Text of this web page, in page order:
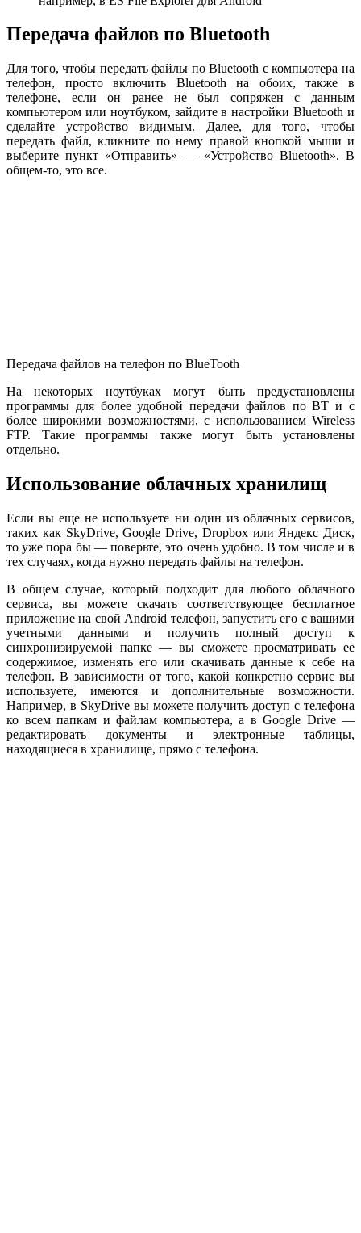
Передача файлов по Bluetooth
Для того, чтобы передать файлы по Bluetooth с компьютера на
телефон, просто включить Bluetooth на обоих, также в
телефоне, если он ранее не был сопряжен с данным
компьютером или ноутбуком, зайдите в настройки Bluetooth и
сделайте устройство видимым. Далее, для того, чтобы
передать файл, кликните по нему правой кнопкой мыши и
выберите пункт «Отправить» — «Устройство Bluetooth». В
общем-то, это все.
Передача файлов на телефон по BlueTooth
На некоторых ноутбуках могут быть предустановлены
программы для более удобной передачи файлов по BT и с
более широкими возможностями, с использованием Wireless
FTP. Такие программы также могут быть установлены
отдельно.
Использование облачных хранилищ
Если вы еще не используете ни один из облачных сервисов,
таких как SkyDrive, Google Drive, Dropbox или Яндекс Диск,
то уже пора бы — поверьте, это очень удобно. В том числе и в
тех случаях, когда нужно передать файлы на телефон.
В общем случае, который подходит для любого облачного
сервиса, вы можете скачать соответствующее бесплатное
приложение на свой Android телефон, запустить его с вашими
учетными данными и получить полный доступ к
синхронизируемой папке — вы сможете просматривать ее
содержимое, изменять его или скачивать данные к себе на
телефон. В зависимости от того, какой конкретно сервис вы
используете, имеются и дополнительные возможности.
Например, в SkyDrive вы можете получить доступ с телефона
ко всем папкам и файлам компьютера, а в Google Drive —
редактировать документы и электронные таблицы,
находящиеся в хранилище, прямо с телефона.